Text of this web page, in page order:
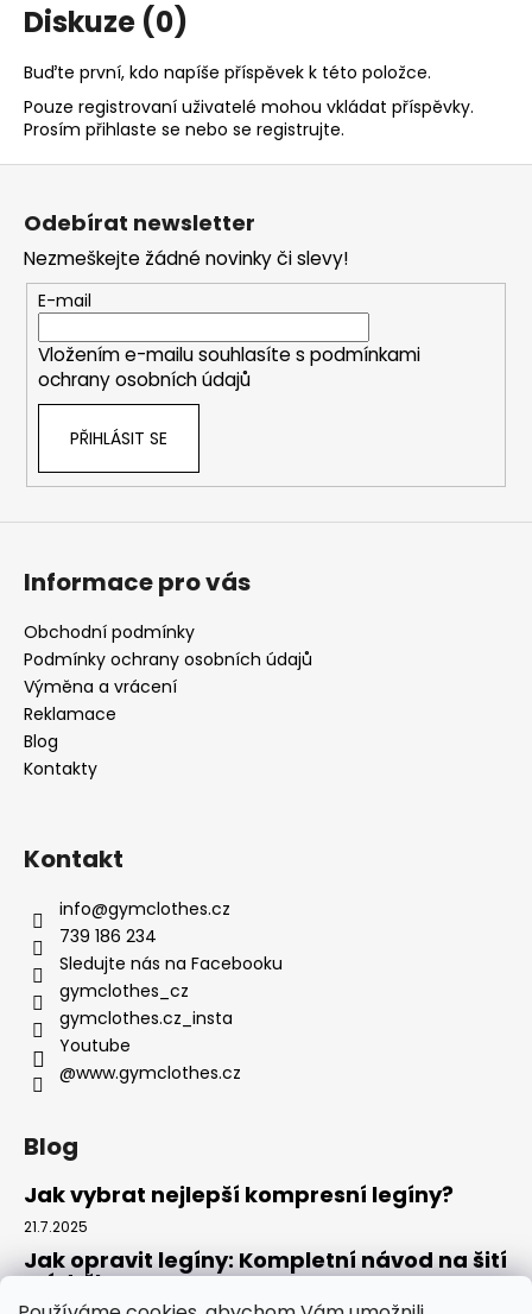
Diskuze (0)
Buďte první, kdo napíše příspěvek k této položce.
Pouze registrovaní uživatelé mohou vkládat příspěvky.
Prosím přihlaste se nebo se registrujte.
Odebírat newsletter
Nezmeškejte žádné novinky či slevy!
E-mail
Vložením e-mailu souhlasíte s podmínkami
ochrany osobních údajů
PŘIHLÁSIT SE
Informace pro vás
Obchodní podmínky
Podmínky ochrany osobních údajů
Výměna a vrácení
Reklamace
Blog
Kontakty
Kontakt
info@gymclothes.cz
739 186 234
Sledujte nás na Facebooku
gymclothes_cz
gymclothes.cz_insta
Youtube
@www.gymclothes.cz
Blog
Jak vybrat nejlepší kompresní legíny?
21.7.2025
Jak opravit legíny: Kompletní návod na šití
a údržbu